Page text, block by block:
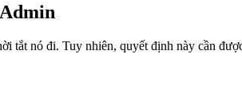
tắt nó đi. Tuy nhiên, quyết định này cần